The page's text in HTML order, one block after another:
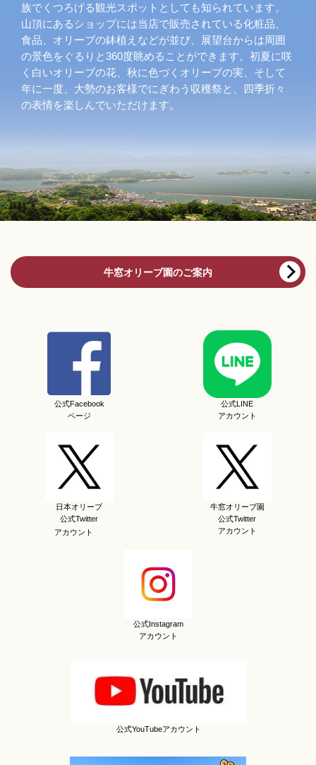
族でくつろげる観光スポットとしても知られています。
山頂にあるショップには当店で販売されている化粧品、
食品、オリーブの鉢植えなどが並び、展望台からは周囲
の景色をぐるりと360度眺めることができます。初夏に咲
く白いオリーブの花、秋に色づくオリーブの実、そして
年に一度、大勢のお客様でにぎわう収穫祭と、四季折々
の表情を楽しんでいただけます。
牛窓オリーブ園のご案内
公式Facebook
ページ
公式LINE
アカウント
日本オリーブ
公式Twitter
アカウント
牛窓オリーブ園
公式Twitter
アカウント
公式Instagram
アカウント
公式YouTubeアカウント